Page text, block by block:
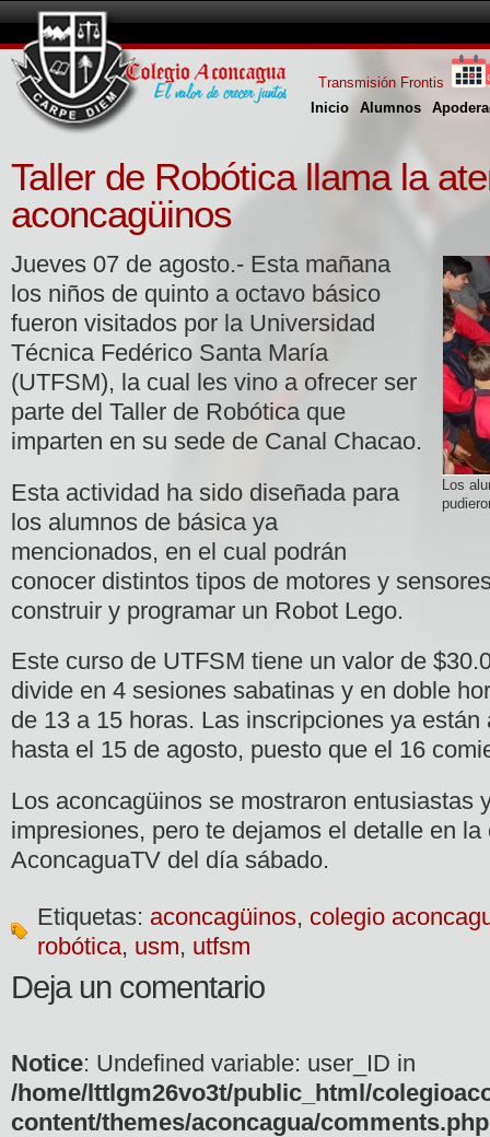
Inicio Alumnos
Transmisión Frontis
Taller de Robótica llama la
aconcagüinos
Los
Jueves 07 de agosto.- Esta mañana
los niños de quinto a octavo básico
fueron visitados por la Universidad
Técnica Fedérico Santa María
(UTFSM), la cual les vino a ofrecer ser
parte del Taller de Robótica que
imparten en su sede de Canal Chacao.
Esta actividad ha sido diseñada para
los alumnos de básica ya
mencionados, en el cual podrán
conocer distintos tipos de motores y
construir y programar un Robot Lego.
Este curso de UTFSM tiene un valor de
divide en 4 sesiones sabatinas y en doble
de 13 a 15 horas. Las inscripciones ya
hasta el 15 de agosto, puesto que el 16
Los aconcagüinos se mostraron entusiastas
impresiones, pero te dejamos el detalle en
AconcaguaTV del día sábado.
Etiquetas: aconcagüinos, colegio
robótica, usm, utfsm
Deja un comentario
Notice: Undefined variable: user_ID in
/home/lttlgm26vo3t/public_html/
content/themes/aconcagua/comments.php